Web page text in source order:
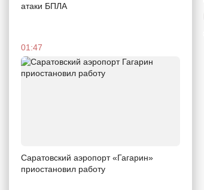
атаки БПЛА
01:47
Саратовский аэропорт «Гагарин»
приостановил работу